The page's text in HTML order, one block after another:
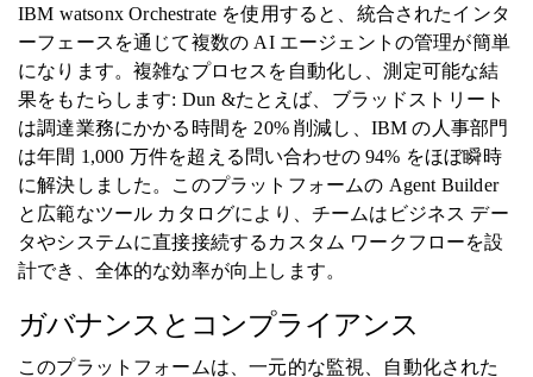
IBM watsonx Orchestrate を使用すると、統合されたインタ
ーフェースを通じて複数の AI エージェントの管理が簡単
になります。複雑なプロセスを自動化し、測定可能な結
果を​​もたらします: Dun &たとえば、ブラッドストリート
は調達業務にかかる時間を 20% 削減し、IBM の人事部門
は年間 1,000 万件を超える問い合わせの 94% をほぼ瞬時
に解決しました。このプラットフォームの Agent Builder
と広範なツール カタログにより、チームはビジネス デー
タやシステムに直接接続するカスタム ワークフローを設
計でき、全体的な効率が向上します。
ガバナンスとコンプライアンス
このプラットフォームは、一元的な監視、自動化された